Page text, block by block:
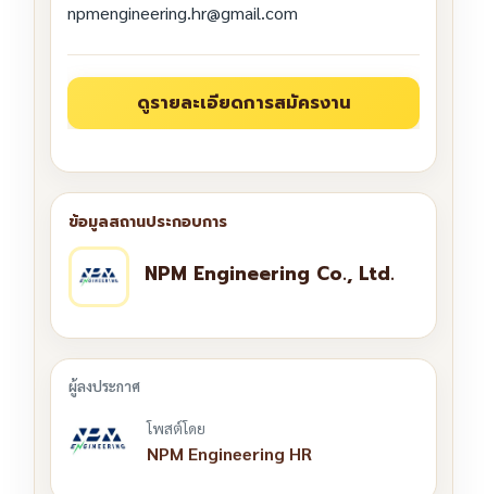
npmengineering.hr@gmail.com
NPM Engineering Co., Ltd.
โพสต์โดย
NPM Engineering HR